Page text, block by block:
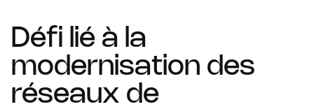
Défi lié à la
modernisation des
réseaux de